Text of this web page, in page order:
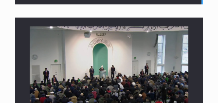
القرآن قاضٍ وحكمٌ على السنة ومهيمنٌ عليها.. ليس
العكس